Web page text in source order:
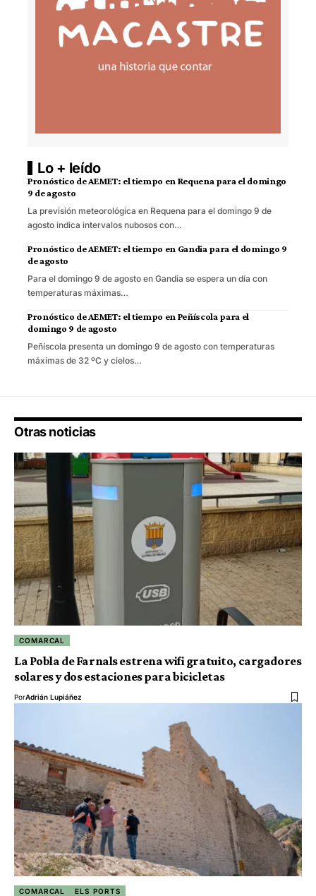
Lo + leído
Pronóstico de AEMET: el tiempo en Requena para el domingo
9 de agosto
La previsión meteorológica en Requena para el domingo 9 de
agosto indica intervalos nubosos con…
Pronóstico de AEMET: el tiempo en Gandia para el domingo 9
de agosto
Para el domingo 9 de agosto en Gandia se espera un día con
temperaturas máximas…
Pronóstico de AEMET: el tiempo en Peñíscola para el
domingo 9 de agosto
Peñíscola presenta un domingo 9 de agosto con temperaturas
máximas de 32 ºC y cielos…
Otras noticias
COMARCAL
La Pobla de Farnals estrena wifi gratuito, cargadores
solares y dos estaciones para bicicletas
PorAdrián Lupiáñez
COMARCAL ELS PORTS